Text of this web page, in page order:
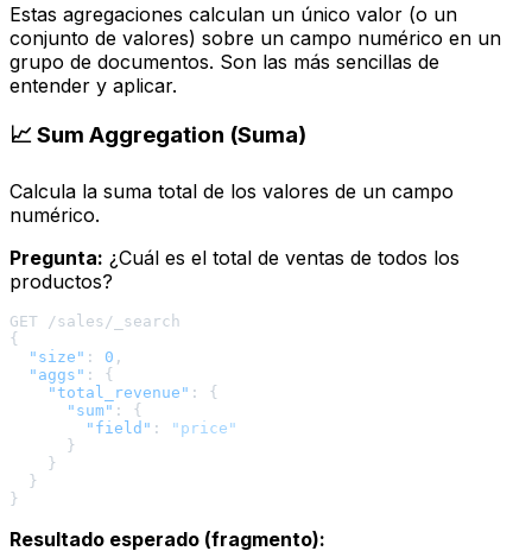
Estas agregaciones calculan un único valor (o un
conjunto de valores) sobre un campo numérico en un
grupo de documentos. Son las más sencillas de
entender y aplicar.
📈 Sum Aggregation (Suma)
Calcula la suma total de los valores de un campo
numérico.
Pregunta: ¿Cuál es el total de ventas de todos los
productos?
{
"size" : 0 ,
"aggs" :
{
"total_revenue" :
{
"sum" :
{
"field" :
"price"
}
}
}
}
Resultado esperado (fragmento):